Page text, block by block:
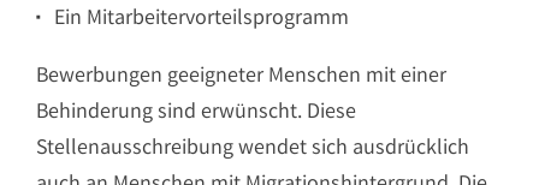
Ein Mitarbeitervorteilsprogramm
Bewerbungen geeigneter Menschen mit einer
Behinderung sind erwünscht. Diese
Stellenausschreibung wendet sich ausdrücklich